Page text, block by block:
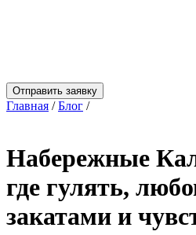
Отправить заявку
Главная / Блог /
Набережные
где гулять,
закатами и